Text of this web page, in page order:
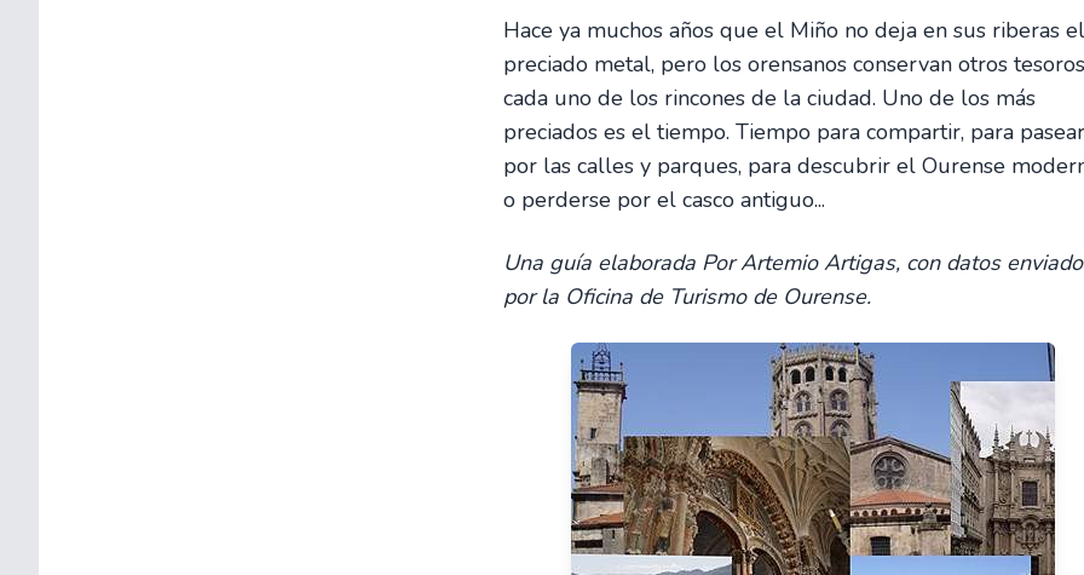
Hace ya muchos años que el Miño no deja en sus riberas el
preciado metal, pero los orensanos conservan otros
cada uno de los rincones de la ciudad. Uno de los más
preciados es el tiempo. Tiempo para compartir, para pasear
por las calles y parques, para descubrir el Ourense
o perderse por el casco antiguo...
Una guía elaborada Por Artemio Artigas, con datos
por la Oficina de Turismo de Ourense.